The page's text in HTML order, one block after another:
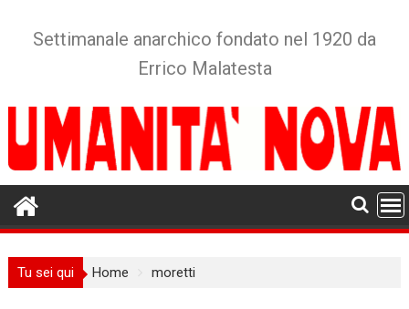
Settimanale anarchico fondato nel 1920 da
Errico Malatesta
Tu sei qui Home moretti